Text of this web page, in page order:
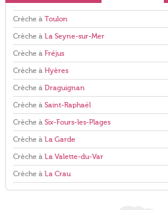
Crèche à Toulon
Crèche à La Seyne-sur-Mer
Crèche à Fréjus
Crèche à Hyères
Crèche à Draguignan
Crèche à Saint-Raphaël
Crèche à Six-Fours-les-Plages
Crèche à La Garde
Crèche à La Valette-du-Var
Crèche à La Crau